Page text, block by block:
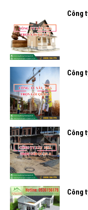
Công
Công
Công
Công